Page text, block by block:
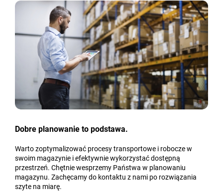
Dobre planowanie to podstawa.
Warto zoptymalizować procesy transportowe i robocze w
swoim magazynie i efektywnie wykorzystać dostępną
przestrzeń. Chętnie wesprzemy Państwa w planowaniu
magazynu. Zachęcamy do kontaktu z nami po rozwiązania
szyte na miarę.